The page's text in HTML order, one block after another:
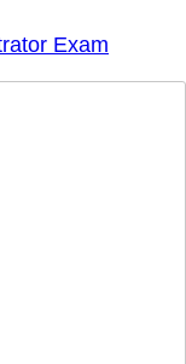
Exam